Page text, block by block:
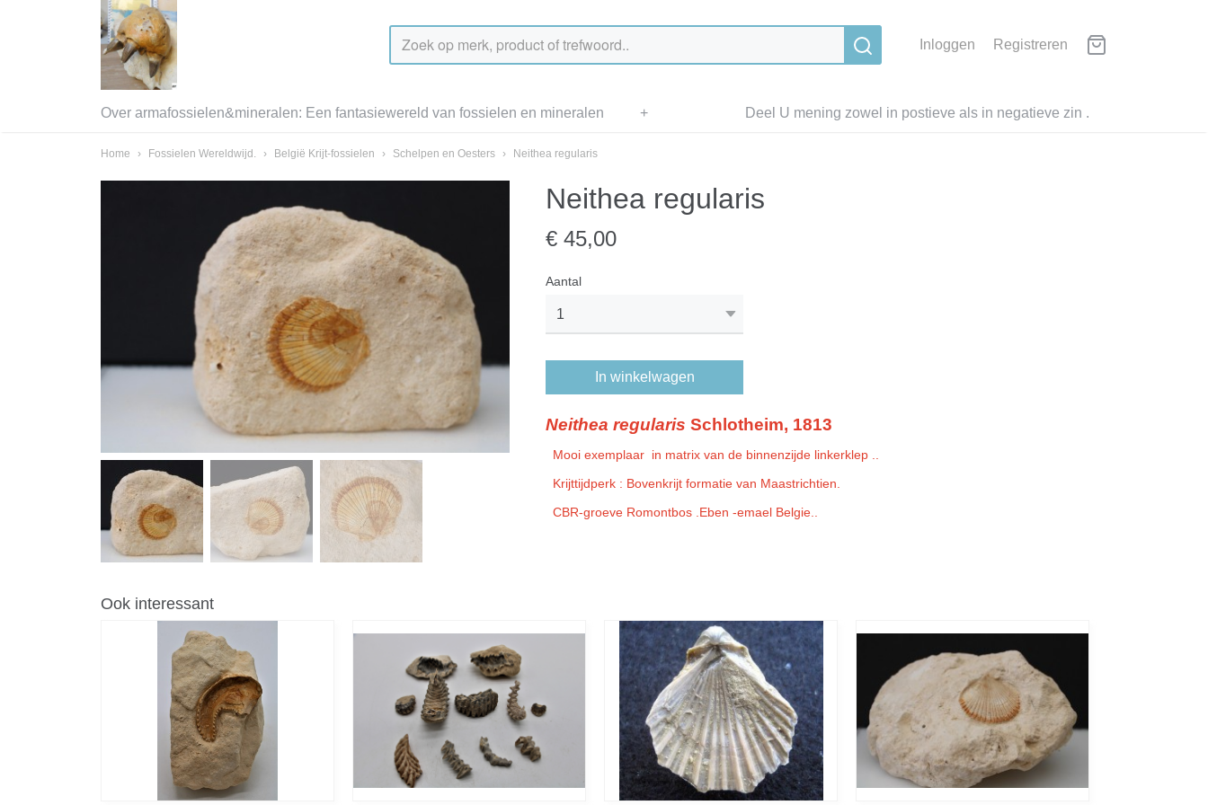
Inloggen Registreren
Deel U mening zowel in postieve als in negatieve zin .
Over armafossielen&mineralen: Een fantasiewereld van fossielen en mineralen +
Home › Fossielen Wereldwijd. › België Krijt-fossielen › Schelpen en Oesters › Neithea regularis
Neithea regularis
€ 45,00
Aantal
In winkelwagen
Neithea regularis Schlotheim, 1813
Mooi exemplaar in matrix van de binnenzijde linkerklep ..
Krijttijdperk : Bovenkrijt formatie van Maastrichtien.
CBR-groeve Romontbos .Eben -emael Belgie..
Ook interessant